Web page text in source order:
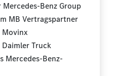
Benz Group
MB Vertragspartner
Truck
Mercedes-Benz-